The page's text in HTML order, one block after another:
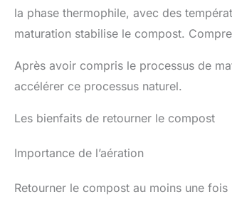
la phase thermophile, avec des
maturation stabilise le compost.
Après avoir compris le processus de
accélérer ce processus naturel.
Les bienfaits de retourner le compost
Importance de l’aération
Retourner le compost au moins une